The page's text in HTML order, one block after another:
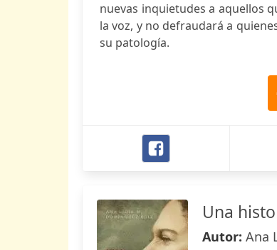
nuevas inquietudes a aquellos
la voz, y no defraudará a
su patología.
Una
Autor: Ana